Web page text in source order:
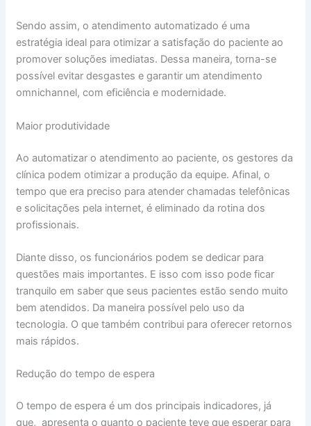
Sendo assim, o atendimento automatizado é uma
estratégia ideal para otimizar a satisfação do paciente ao
promover soluções imediatas. Dessa maneira, torna-se
possível evitar desgastes e garantir um atendimento
omnichannel, com eficiência e modernidade.
Maior produtividade
Ao automatizar o atendimento ao paciente, os gestores da
clínica podem otimizar a produção da equipe. Afinal, o
tempo que era preciso para atender chamadas telefônicas
e solicitações pela internet, é eliminado da rotina dos
profissionais.
Diante disso, os funcionários podem se dedicar para
questões mais importantes. E isso com isso pode ficar
tranquilo em saber que seus pacientes estão sendo muito
bem atendidos. Da maneira possível pelo uso da
tecnologia. O que também contribui para oferecer retornos
mais rápidos.
Redução do tempo de espera
O tempo de espera é um dos principais indicadores, já
que, apresenta o quanto o paciente teve que esperar para